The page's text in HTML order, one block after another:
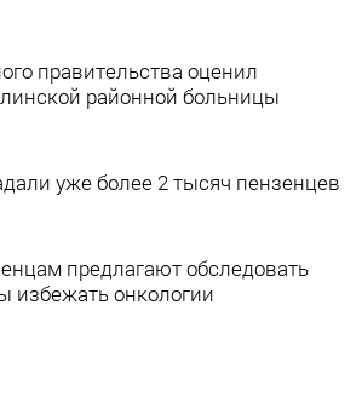
правительства оценил
районной больницы
уже более 2 тысяч пензенцев
предлагают обследовать
избежать онкологии